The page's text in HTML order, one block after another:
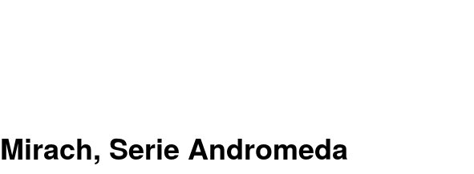
Mirach, Serie Andromeda